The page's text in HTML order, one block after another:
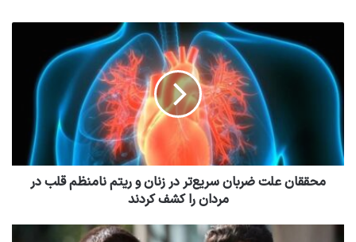
محققان علت ضربان سریع‌تر در زنان و ریتم نامنظم قلب در
مردان را کشف کردند